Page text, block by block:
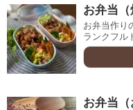
お弁当（
お弁当作り
ランクフル
お弁当（